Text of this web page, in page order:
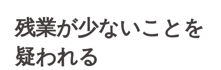
残業が少ないことを
疑われる